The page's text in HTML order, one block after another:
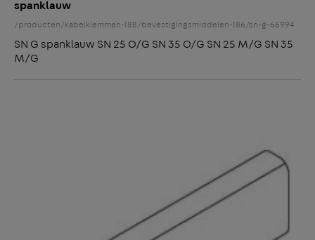
spanklauw
/producten/kabelklemmen-188/bevestigingsmiddelen-186/sn-g-66994
SN G spanklauw SN 25 O/G SN 35 O/G SN 25 M/G SN 35
M/G